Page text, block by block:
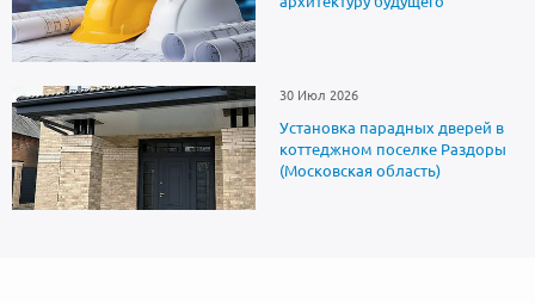
30 Июл 2026
Установка парадных дверей в
коттеджном поселке Раздоры
(Московская область)